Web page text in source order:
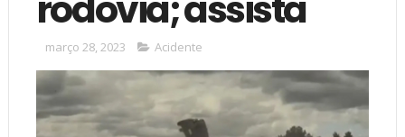
março 28, 2023 Acidente